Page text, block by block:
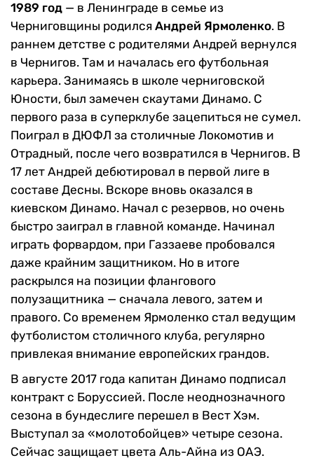
1989 год — в Ленинграде в семье из
Черниговщины родился Андрей Ярмоленко. В
раннем детстве с родителями Андрей вернулся
в Чернигов. Там и началась его футбольная
карьера. Занимаясь в школе черниговской
Юности, был замечен скаутами Динамо. С
первого раза в суперклубе зацепиться не сумел.
Поиграл в ДЮФЛ за столичные Локомотив и
Отрадный, после чего возвратился в Чернигов. В
17 лет Андрей дебютировал в первой лиге в
составе Десны. Вскоре вновь оказался в
киевском Динамо. Начал с резервов, но очень
быстро заиграл в главной команде. Начинал
играть форвардом, при Газзаеве пробовался
даже крайним защитником. Но в итоге
раскрылся на позиции флангового
полузащитника — сначала левого, затем и
правого. Со временем Ярмоленко стал ведущим
футболистом столичного клуба, регулярно
привлекая внимание европейских грандов.
В августе 2017 года капитан Динамо подписал
контракт с Боруссией. После неоднозначного
сезона в бундеслиге перешел в Вест Хэм.
Выступал за «молотобойцев» четыре сезона.
Сейчас защищает цвета Аль-Айна из ОАЭ.